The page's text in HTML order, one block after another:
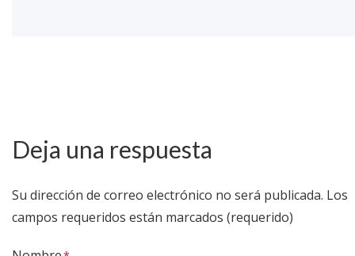
Deja una respuesta
Su dirección de correo electrónico no será publicada. Los
campos requeridos están marcados (requerido)